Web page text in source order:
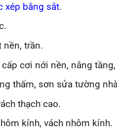
xép bằng sắt.
nền, trần.
cơi nới nền, nâng
thấm, sơn sửa tường
thạch cao.
kính, vách nhôm kính.